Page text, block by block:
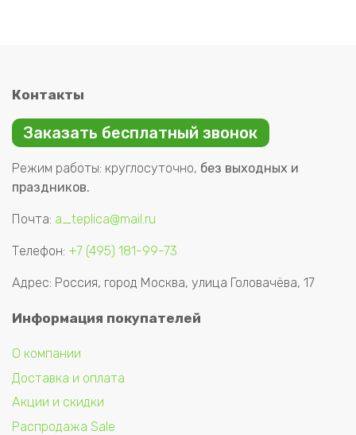
Контакты
Заказать бесплатный звонок
Режим работы: круглосуточно, без выходных и
праздников.
Почта: a_teplica@mail.ru
Телефон: +7 (495) 181-99-73
Адрес: Россия, город Москва, улица Головачёва, 17
Информация покупателей
О компании
Доставка и оплата
Акции и скидки
Распродажа Sale